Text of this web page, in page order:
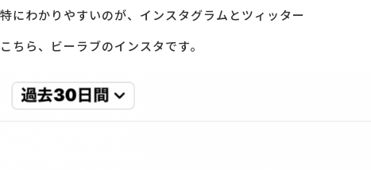
特にわかりやすいのが、インスタグラムとツィッター
こちら、ビーラブのインスタです。